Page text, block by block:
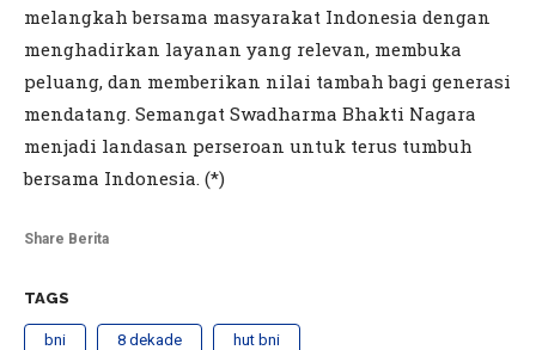
melangkah bersama masyarakat Indonesia dengan
menghadirkan layanan yang relevan, membuka
peluang, dan memberikan nilai tambah bagi generasi
mendatang. Semangat Swadharma Bhakti Nagara
menjadi landasan perseroan untuk terus tumbuh
bersama Indonesia. (*)
Share Berita
TAGS
bni 8 dekade hut bni